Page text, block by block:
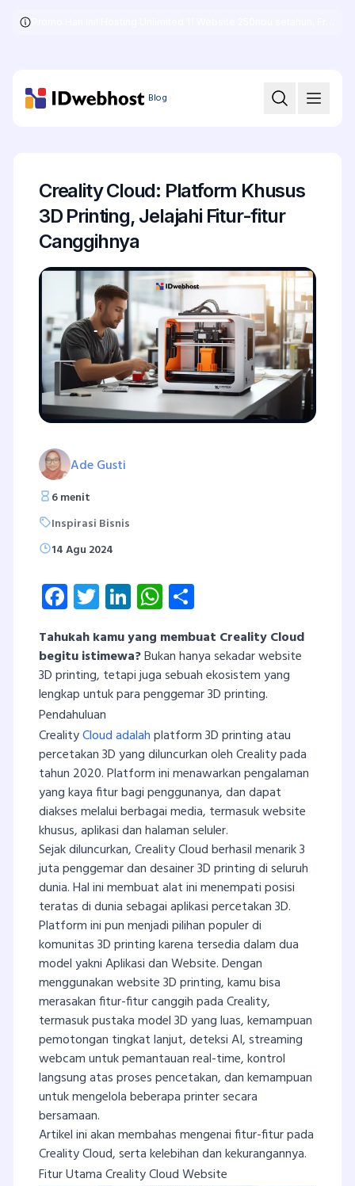
Blog
Creality Cloud: Platform Khusus
3D Printing, Jelajahi Fitur-fitur
Canggihnya
Ade Gusti
6 menit
Inspirasi Bisnis
14 Agu 2024
Facebook
Twitter
LinkedInWhatsApp
Tahukah kamu yang membuat Creality Cloud
begitu istimewa?Bukan hanya sekadar website
3D printing, tetapi juga sebuah ekosistem yang
lengkap untuk para penggemar 3D printing.
Pendahuluan
CrealityCloud adalahplatform 3D printing atau
percetakan 3D yang diluncurkan oleh Creality pada
tahun 2020. Platform ini menawarkan pengalaman
yang kaya fitur bagi penggunanya, dan dapat
diakses melalui berbagai media, termasuk website
khusus, aplikasi dan halaman seluler.
Sejak diluncurkan, Creality Cloud berhasil menarik 3
juta penggemar dan desainer 3D printing di seluruh
dunia. Hal ini membuat alat ini menempati posisi
teratas di dunia sebagai aplikasi percetakan 3D.
Platform ini pun menjadi pilihan populer di
komunitas 3D printing karena tersedia dalam dua
model yakni Aplikasi dan Website. Dengan
menggunakan website 3D printing, kamu bisa
merasakan fitur-fitur canggih pada Creality,
termasuk pustaka model 3D yang luas, kemampuan
pemotongan tingkat lanjut, deteksi AI, streaming
webcam untuk pemantauan real-time, kontrol
langsung atas proses pencetakan, dan kemampuan
untuk mengelola beberapa printer secara
bersamaan.
Artikel ini akan membahas mengenai fitur-fitur pada
Creality Cloud, serta kelebihan dan kekurangannya.
Fitur Utama Creality Cloud Website